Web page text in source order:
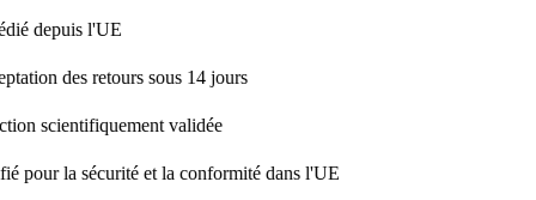
l'UE
des retours sous 14 jours
validée
la sécurité et la conformité dans l'UE